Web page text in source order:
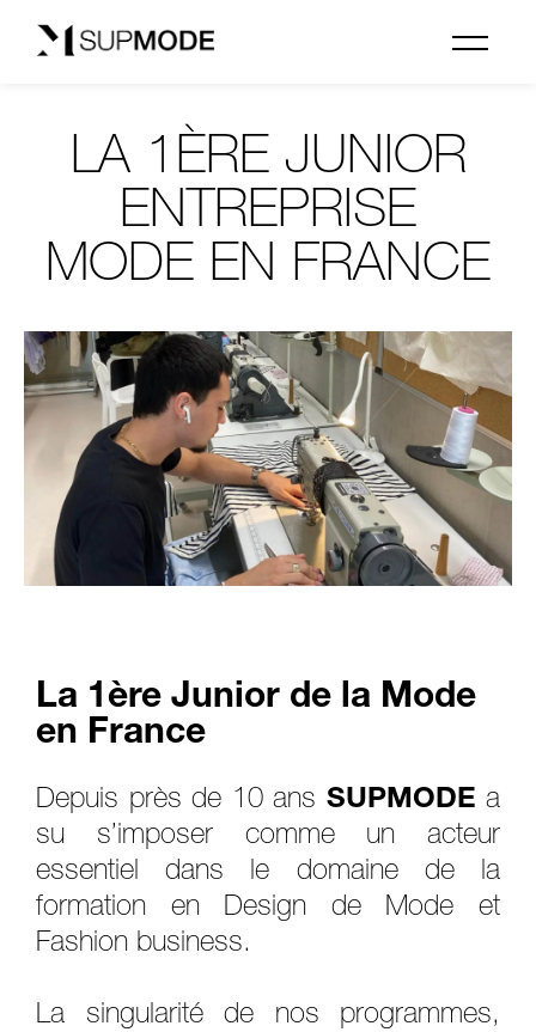
LA 1ÈRE JUNIOR
ENTREPRISE
MODE EN FRANCE
La 1ère Junior de la Mode
en France
Depuis près de 10 ans SUPMODE a
su s’imposer comme un acteur
essentiel dans le domaine de la
formation en Design de Mode et
Fashion business.
La singularité de nos programmes,